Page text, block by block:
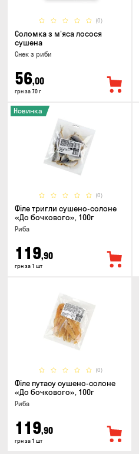
(0)
Соломка з м'яса лосося
сушена
Снек з риби
56,00
грн за 70 г
(0)
Новинка
Філе тригли сушено-солоне
«До бочкового», 100г
Риба
119,90
грн за 1 шт
(0)
Філе путасу сушено-солоне
«До бочкового», 100г
Риба
119,90
грн за 1 шт